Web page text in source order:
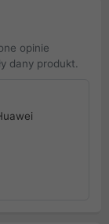
opinie
dany produkt.